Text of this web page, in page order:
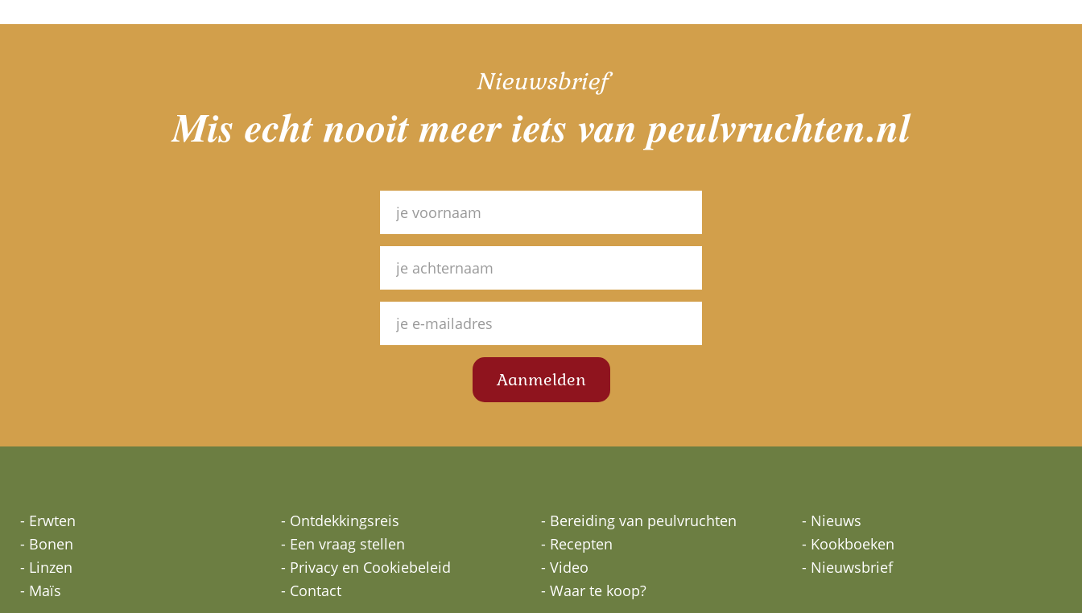
Nieuwsbrief
Mis echt nooit meer iets van peulvruchten.nl
- Erwten
- Bonen
- Linzen
- Maïs
- Ontdekkingsreis
- Een vraag stellen
- Privacy en Cookiebeleid
- Contact
- Bereiding van peulvruchten
- Recepten
- Video
- Waar te koop?
- Nieuws
- Kookboeken
- Nieuwsbrief